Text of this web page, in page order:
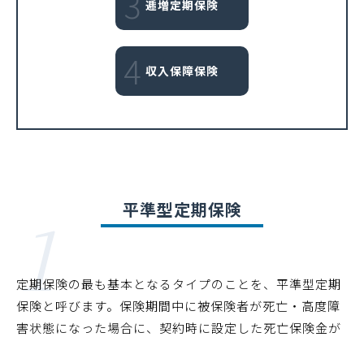
逓増定期保険
4 収入保障保険
1 平準型定期保険
定期保険の最も基本となるタイプのことを、平準型定期
保険と呼びます。保険期間中に被保険者が死亡・高度障
害状態になった場合に、契約時に設定した死亡保険金が